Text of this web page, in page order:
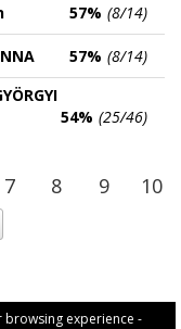
browsing experience -
57% (8/14)
57% (8/14)
54% (25/46)
7 8 9 10